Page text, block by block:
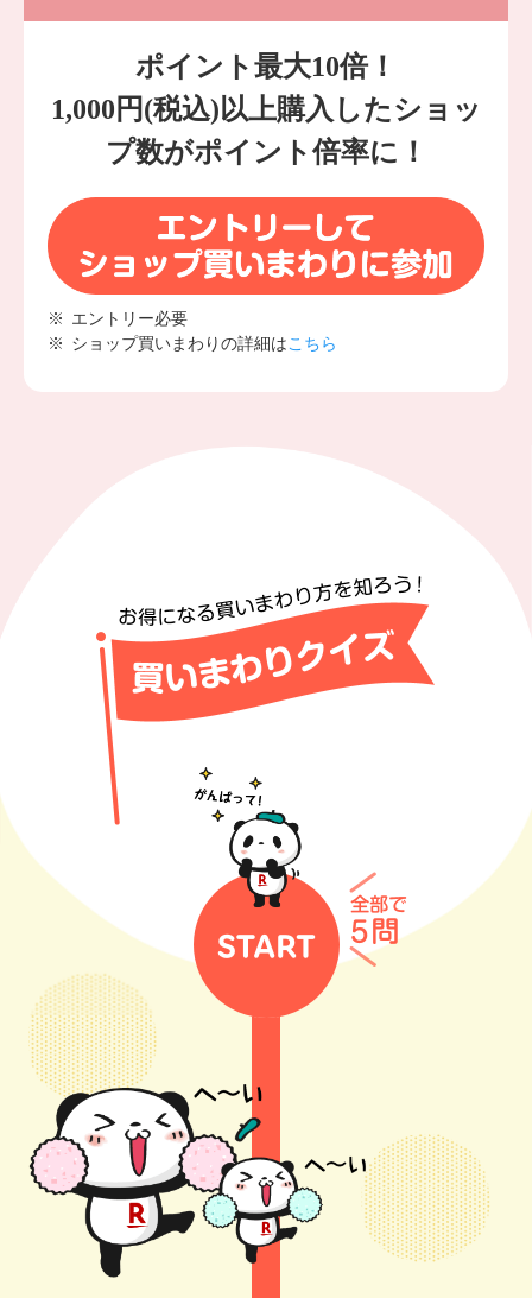
ポイント最大10倍！
1,000円(税込)以上購入したショッ
プ数がポイント倍率に！
エントリー必要
ショップ買いまわりの詳細は こちら